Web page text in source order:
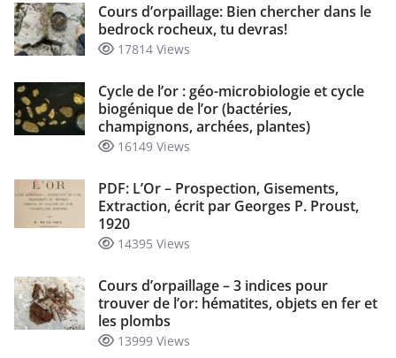
Cours d’orpaillage: Bien chercher dans le
bedrock rocheux, tu devras!
17814 Views
Cycle de l’or : géo-microbiologie et cycle
biogénique de l’or (bactéries,
champignons, archées, plantes)
16149 Views
PDF: L’Or – Prospection, Gisements,
Extraction, écrit par Georges P. Proust,
1920
14395 Views
Cours d’orpaillage – 3 indices pour
trouver de l’or: hématites, objets en fer et
les plombs
13999 Views